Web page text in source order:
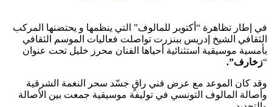
في إطار تظاهرة “أكتوبر للمالوف” التي ينظمها و يحتضنها المركب
الثقافي الشيخ إدريس ببنزرت تواصلت فعاليات الموسم الثقافي
بأمسية موسيقية استثنائية أحياها الفنان محرز خليل تحت عنوان
“زخارف”.
وقد كان الموعد مع عرض فني راقٍ جسّد سحر النغمة الشرقية
وأصالة المالوف التونسي في توليفة موسيقية جمعت بين الأصالة